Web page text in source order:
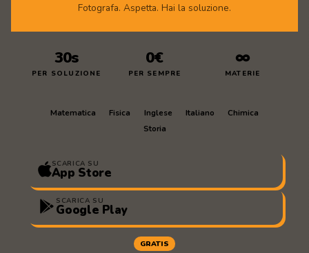
Fotografa. Aspetta. Hai la soluzione.
30s
PER SOLUZIONE
0€
PER SEMPRE
∞
MATERIE
Matematica Fisica Inglese Italiano
Chimica
Storia
SCARICA SU
App Store
SCARICA SU
Google Play
GRATIS